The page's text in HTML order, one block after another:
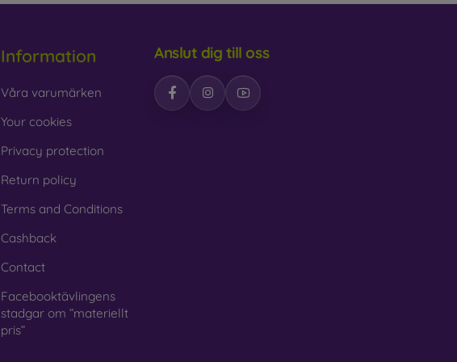
Information
Våra varumärken
Your cookies
Privacy protection
Return policy
Terms and Conditions
Cashback
Contact
Facebooktävlingens
stadgar om ”materiellt
pris”
Anslut dig till oss